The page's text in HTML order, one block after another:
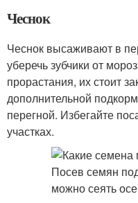
Чеснок
Чеснок высаживают в
уберечь зубчики от
прорастания, их стоит
дополнительной
перегной. Избегайте
участках.